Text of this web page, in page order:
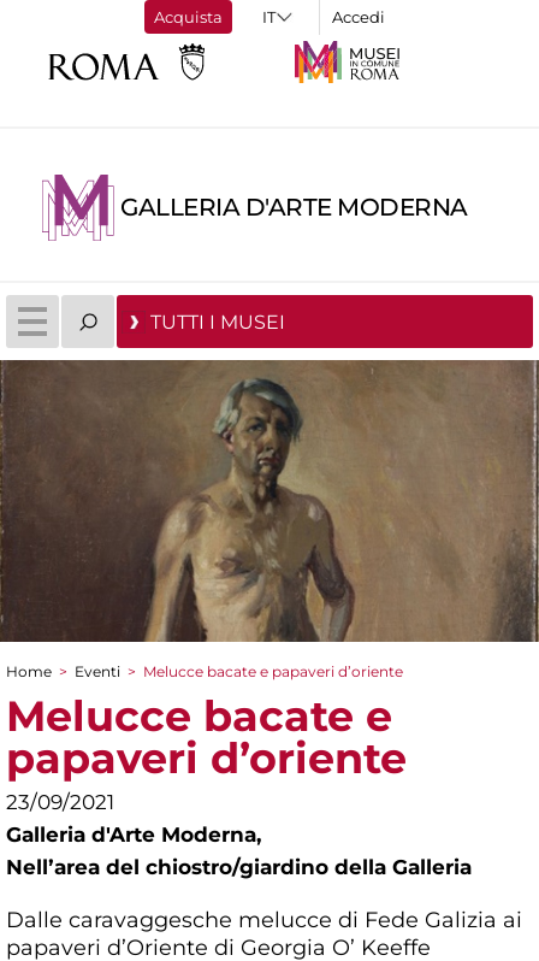
Acquista Accedi
GALLERIA D'ARTE MODERNA
TUTTI I MUSEI
Tu sei qui
Home > Eventi > Melucce bacate e papaveri d’oriente
Melucce bacate e
papaveri d’oriente
23/09/2021
Galleria d'Arte Moderna,
Nellʼarea del chiostro/giardino della Galleria
Dalle caravaggesche melucce di Fede Galizia ai
papaveri d’Oriente di Georgia O’ Keeffe